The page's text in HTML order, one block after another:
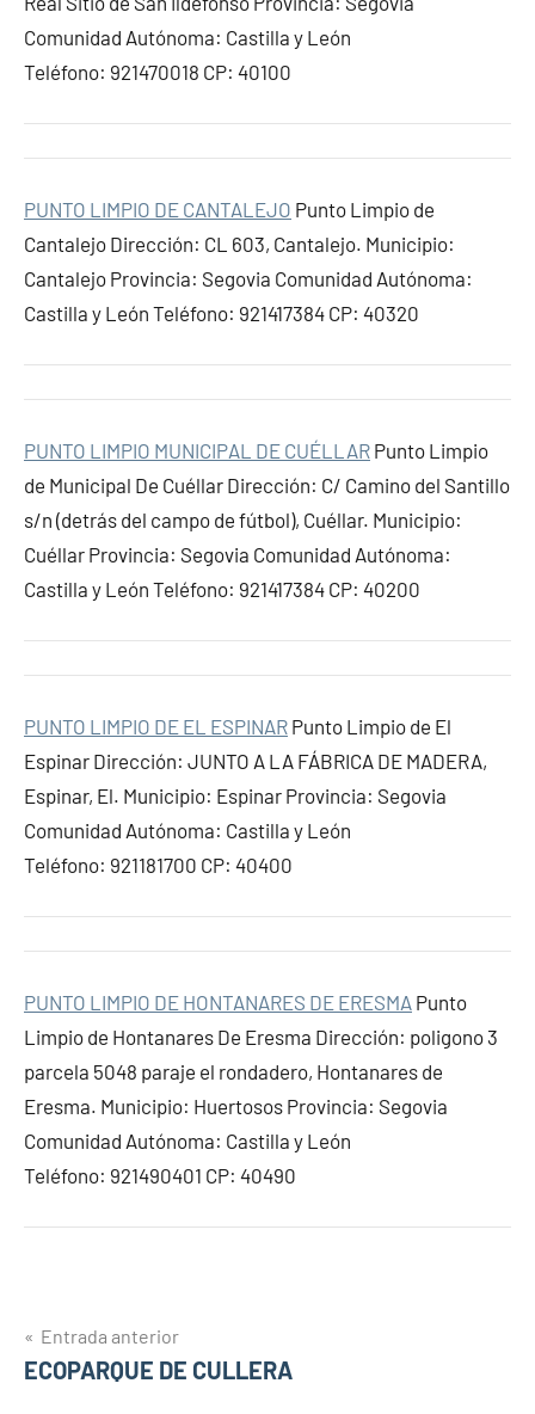
Comunidad Autónoma: Castilla y León
Teléfono: 921470018 CP: 40100
PUNTO LIMPIO DE CANTALEJO Punto Limpio de
Cantalejo Dirección: CL 603, Cantalejo. Municipio:
Cantalejo Provincia: Segovia Comunidad Autónoma:
Castilla y León Teléfono: 921417384 CP: 40320
PUNTO LIMPIO MUNICIPAL DE CUÉLLAR Punto Limpio
de Municipal De Cuéllar Dirección: C/ Camino del Santillo
s/n (detrás del campo de fútbol), Cuéllar. Municipio:
Cuéllar Provincia: Segovia Comunidad Autónoma:
Castilla y León Teléfono: 921417384 CP: 40200
PUNTO LIMPIO DE EL ESPINAR Punto Limpio de El
Espinar Dirección: JUNTO A LA FÁBRICA DE MADERA,
Espinar, El. Municipio: Espinar Provincia: Segovia
Comunidad Autónoma: Castilla y León
Teléfono: 921181700 CP: 40400
PUNTO LIMPIO DE HONTANARES DE ERESMA Punto
Limpio de Hontanares De Eresma Dirección: poligono 3
parcela 5048 paraje el rondadero, Hontanares de
Eresma. Municipio: Huertosos Provincia: Segovia
Comunidad Autónoma: Castilla y León
Teléfono: 921490401 CP: 40490
Navegación
de
Entrada anterior
ECOPARQUE DE CULLERA